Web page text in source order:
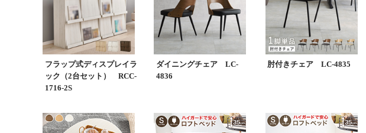
フラップ式ディスプレイラ
ック（2台セット） RCC-
1716-2S
ダイニングチェア LC-
4836
肘付きチェア LC-4835